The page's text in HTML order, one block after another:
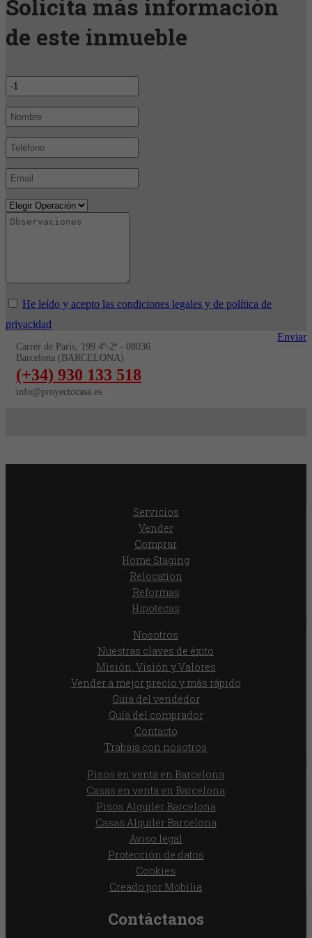
Solicita más información
de este inmueble
He leído y acepto las condiciones legales y de política de
privacidad
Enviar
Carrer de Paris, 199 4º-2ª - 08036
Barcelona (BARCELONA)
(+34) 930 133 518
info@proyectocasa.es
Servicios
Vender
Comprar
Home Staging
Relocation
Reformas
Hipotecas
Nosotros
Nuestras claves de éxito
Misión, Visión y Valores
Vender a mejor precio y más rápido
Guía del vendedor
Guía del comprador
Contacto
Trabaja con nosotros
Pisos en venta en Barcelona
Casas en venta en Barcelona
Pisos Alquiler Barcelona
Casas Alquiler Barcelona
Aviso legal
Protección de datos
Cookies
Creado por Mobilia
Contáctanos